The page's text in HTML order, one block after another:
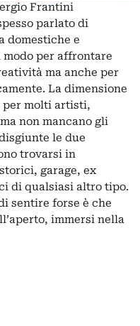
Frantini
parlato di
domestiche e
per affrontare
ma anche per
La dimensione
per molti artisti,
non mancano gli
le due
trovarsi in
garage, ex
di qualsiasi altro tipo.
sentire forse è che
immersi nella